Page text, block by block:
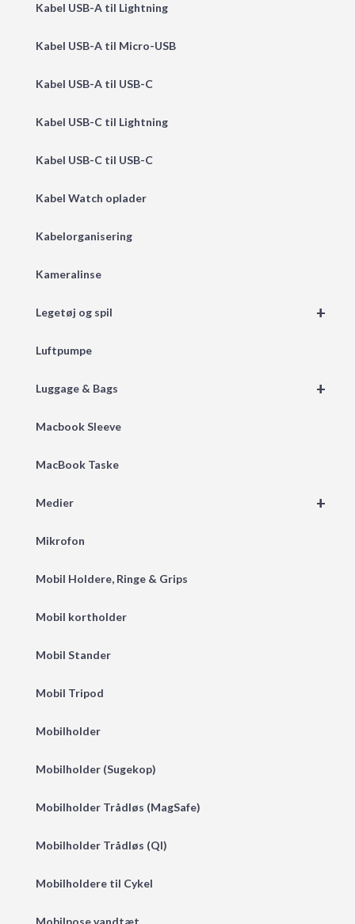
Kabel USB-A til Lightning
Kabel USB-A til Micro-USB
Kabel USB-A til USB-C
Kabel USB-C til Lightning
Kabel USB-C til USB-C
Kabel Watch oplader
Kabelorganisering
Kameralinse
+
Legetøj og spil
Luftpumpe
+
Luggage & Bags
Macbook Sleeve
MacBook Taske
+
Medier
Mikrofon
Mobil Holdere, Ringe & Grips
Mobil kortholder
Mobil Stander
Mobil Tripod
Mobilholder
Mobilholder (Sugekop)
Mobilholder Trådløs (MagSafe)
Mobilholder Trådløs (QI)
Mobilholdere til Cykel